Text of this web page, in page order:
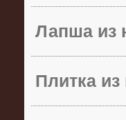
Лапша из
Плитка из